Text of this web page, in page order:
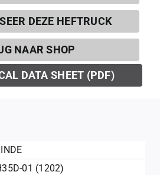
DEZE HEFTRUCK
NAAR SHOP
DATA SHEET (PDF)
01 (1202)